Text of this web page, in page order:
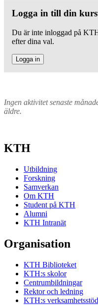
Logga in till din
Du är inte inloggad på
efter dina val.
Logga in
Ingen aktivitet senaste
äldre.
KTH
Utbildning
Forskning
Samverkan
Om KTH
Student på KTH
Alumni
KTH Intranät
Organisation
KTH Biblioteket
KTH:s skolor
Centrumbildningar
Rektor och ledning
KTH:s verksamhetsstöd